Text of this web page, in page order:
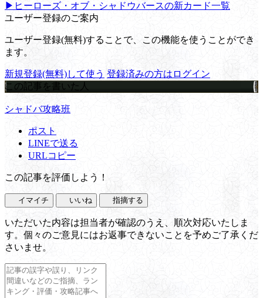
▶ヒーローズ・オブ・シャドウバースの新カード一覧
ユーザー登録のご案内
ユーザー登録(無料)することで、この機能を使うことができ
ます。
新規登録(無料)して使う 登録済みの方はログイン
この記事を書いた人
シャドバ攻略班
ポスト
LINEで送る
URLコピー
この記事を評価しよう！
イマイチ いいね 指摘する
いただいた内容は担当者が確認のうえ、順次対応いたしま
す。個々のご意見にはお返事できないことを予めご了承くだ
さいませ。